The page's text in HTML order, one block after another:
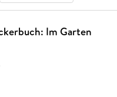
Im Garten